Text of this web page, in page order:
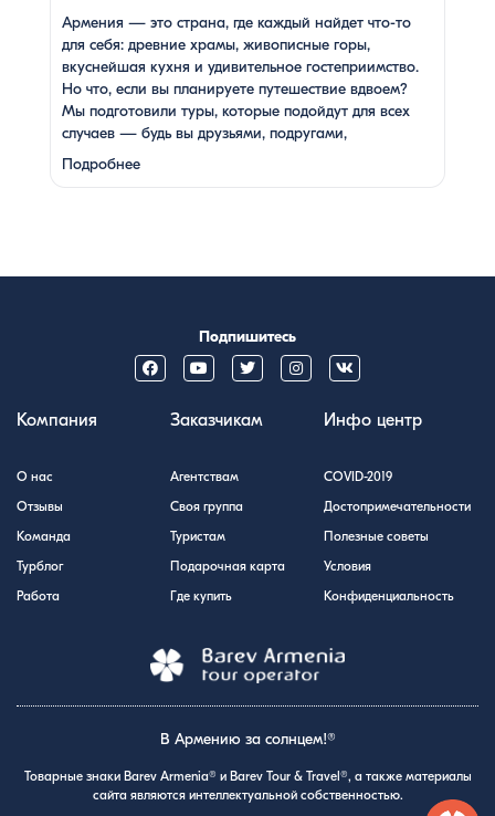
Армения — это страна, где каждый найдет что-то
для себя: древние храмы, живописные горы,
вкуснейшая кухня и удивительное гостеприимство.
Но что, если вы планируете путешествие вдвоем?
Мы подготовили туры, которые подойдут для всех
случаев — будь вы друзьями, подругами,
родителями с детьми, молодой парой или супругами
в возрасте. Какой тур выбрать для путешествия
Подробнее
Подпишитесь
Компания
О нас
Отзывы
Команда
Турблог
Работа
Заказчикам
Агентствам
Своя группа
Туристам
Подарочная карта
Где купить
Инфо центр
COVID-2019
Достопримечательности
Полезные советы
Условия
Конфиденциальность
В Армению за солнцем!®
Товарные знаки Barev Armenia® и Barev Tour & Travel®, а также материалы
сайта являются интеллектуальной собственностью.